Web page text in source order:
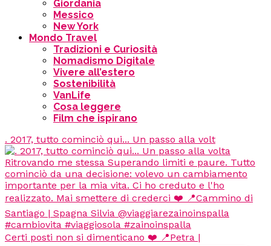
Giordania
Messico
New York
Mondo Travel
Tradizioni e Curiosità
Nomadismo Digitale
Vivere all’estero
Sostenibilità
VanLife
Cosa leggere
Film che ispirano
. 2017, tutto cominciò qui... Un passo alla volt
Certi posti non si dimenticano ❤️ 📍Petra |